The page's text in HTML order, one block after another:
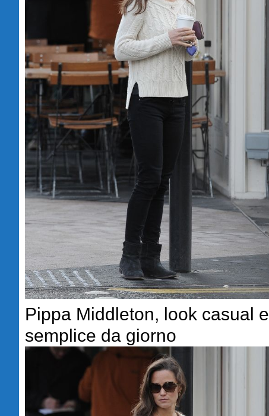
Pippa Middleton, look casual e
semplice da giorno